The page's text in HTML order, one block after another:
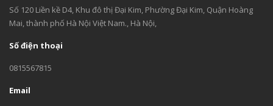
Số 120 Liền kề D4, Khu đô thị Đại Kim, Phường Đại Kim, Quận Hoàng
Mai, thành phố Hà Nội Việt Nam., Hà Nội,
Số điện thoại
0815567815
Email